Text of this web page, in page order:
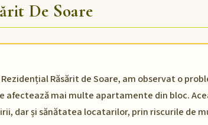
De Soare
Răsărit de Soare, am observat o
afectează mai multe apartamente din bloc.
dar și sănătatea locatarilor, prin riscurile de